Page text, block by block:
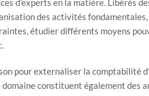
d’experts en la matière. Libérés
des activités
étudier différents moyens
pour externaliser la comptabilité
domaine constituent également des